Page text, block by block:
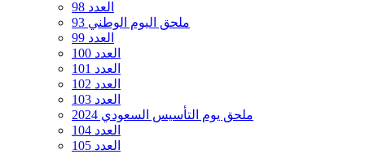
العدد 98
ملحق اليوم الوطني 93
العدد 99
العدد 100
العدد 101
العدد 102
العدد 103
ملحق يوم التأسيس السعودي 2024
العدد 104
العدد 105